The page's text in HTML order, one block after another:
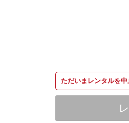
ただいまレンタルを中